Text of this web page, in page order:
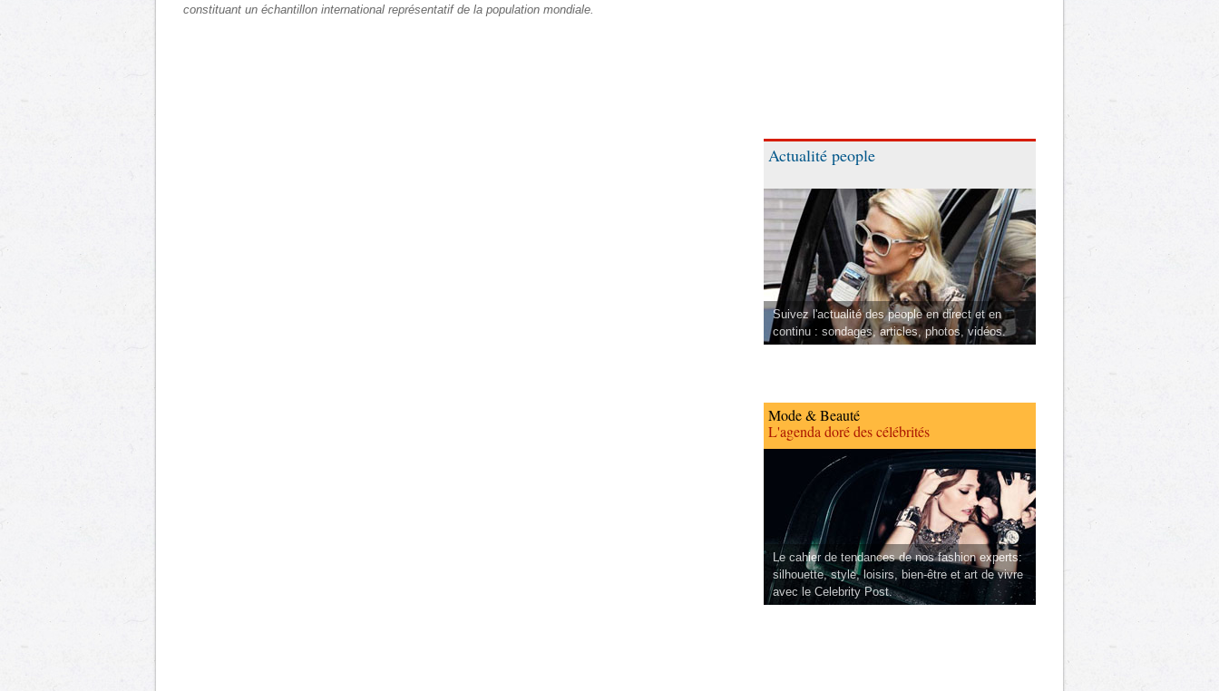
constituant un échantillon international représentatif de la population mondiale.
Actualité people
Suivez l'actualité des people en direct et en
continu : sondages, articles, photos, vidéos.
Mode & Beauté
L'agenda doré des célébrités
Le cahier de tendances de nos fashion experts:
silhouette, style, loisirs, bien-être et art de vivre
avec le Celebrity Post.